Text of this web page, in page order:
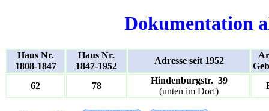
Dokumentation
Haus Nr.
1808-1847
Haus Nr.
1847-1952
Adresse seit 1952
62
78
Hindenburgstr. 39
(unten im Dorf)